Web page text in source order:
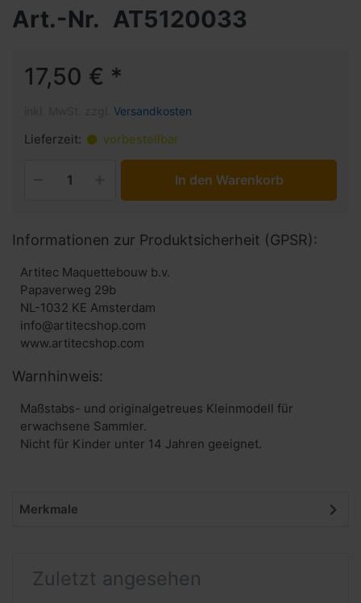
Art.-Nr. AT5120033
17,50 € *
Versandkosten
Lieferzeit: vorbestellbar
In den Warenkorb
Informationen zur Produktsicherheit (GPSR):
Artitec Maquettebouw b.v.
Papaverweg 29b
NL-1032 KE Amsterdam
info@artitecshop.com
Warnhinweis:
Maßstabs- und originalgetreues Kleinmodell für
erwachsene Sammler.
Nicht für Kinder unter 14 Jahren geeignet.
Merkmale
Zuletzt angesehen